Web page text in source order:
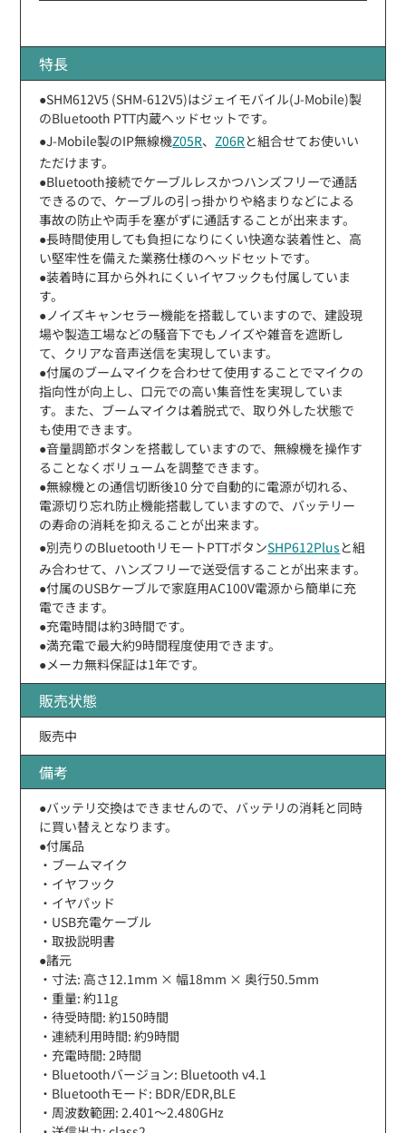
特長
●SHM612V5 (SHM-612V5)はジェイモバイル(J-Mobile)製
のBluetooth PTT内蔵ヘッドセットです。
●J-Mobile製のIP無線機Z05R、 Z06Rと組合せてお使いい
ただけます。
●Bluetooth接続でケーブルレスかつハンズフリーで通話
できるので、ケーブルの引っ掛かりや絡まりなどによる
事故の防止や両手を塞がずに通話することが出来ます。
●長時間使用しても負担になりにくい快適な装着性と、高
い堅牢性を備えた業務仕様のヘッドセットです。
●装着時に耳から外れにくいイヤフックも付属していま
す。
●ノイズキャンセラー機能を搭載していますので、建設現
場や製造工場などの騒音下でもノイズや雑音を遮断し
て、クリアな音声送信を実現しています。
●付属のブームマイクを合わせて使用することでマイクの
指向性が向上し、口元での高い集音性を実現していま
す。また、ブームマイクは着脱式で、取り外した状態で
も使用できます。
●音量調節ボタンを搭載していますので、無線機を操作す
ることなくボリュームを調整できます。
●無線機との通信切断後10 分で自動的に電源が切れる、
電源切り忘れ防⽌機能搭載していますので、バッテリー
の寿命の消耗を抑えることが出来ます。
●別売りのBluetoothリモートPTTボタンSHP612Plusと組
み合わせて、ハンズフリーで送受信することが出来ます。
●付属のUSBケーブルで家庭用AC100V電源から簡単に充
電できます。
●充電時間は約3時間です。
●満充電で最大約9時間程度使用できます。
●メーカ無料保証は1年です。
販売状態
販売中
備考
●バッテリ交換はできませんので、バッテリの消耗と同時
に買い替えとなります。
●付属品
・ブームマイク
・イヤフック
・イヤパッド
・USB充電ケーブル
・取扱説明書
●諸元
・寸法: 高さ12.1mm × 幅18mm × 奥行50.5mm
・重量: 約11g
・待受時間: 約150時間
・連続利用時間: 約9時間
・充電時間: 2時間
・Bluetoothバージョン: Bluetooth v4.1
・Bluetoothモード: BDR/EDR,BLE
・周波数範囲: 2.401〜2.480GHz